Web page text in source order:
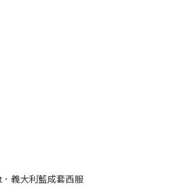
義大利藍成套西服